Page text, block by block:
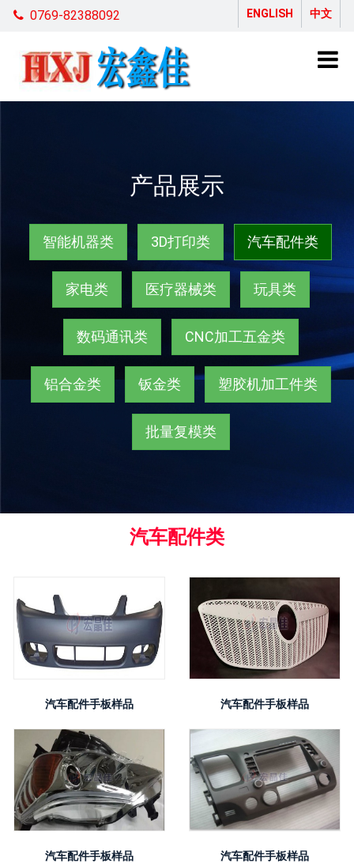
ENGLISH 中文
0769-82388092
产品展示
智能机器类 3D打印类 汽车配件类
家电类 医疗器械类 玩具类
数码通讯类 CNC加工五金类
铝合金类 钣金类 塑胶机加工件类
批量复模类
汽车配件类
汽车配件手板样品 汽车配件手板样品
汽车配件手板样品 汽车配件手板样品